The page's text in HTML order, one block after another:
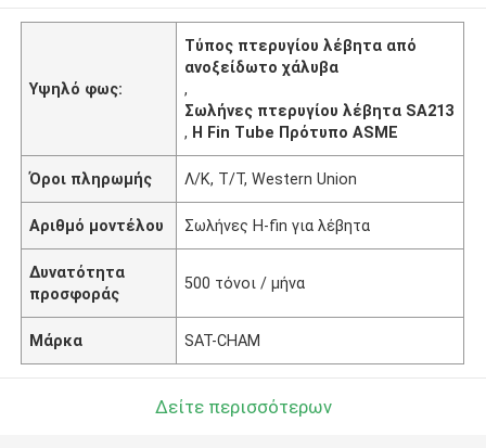
Υψηλό φως:
Τύπος πτερυγίου λέβητα από
ανοξείδωτο χάλυβα
,
Σωλήνες πτερυγίου λέβητα SA213
, H Fin Tube Πρότυπο ASME
Όροι πληρωμής Λ/Κ, Τ/Τ, Western Union
Αριθμό μοντέλου Σωλήνες H-fin για λέβητα
Δυνατότητα
προσφοράς
500 τόνοι / μήνα
Μάρκα SAT-CHAM
Δείτε περισσότερων